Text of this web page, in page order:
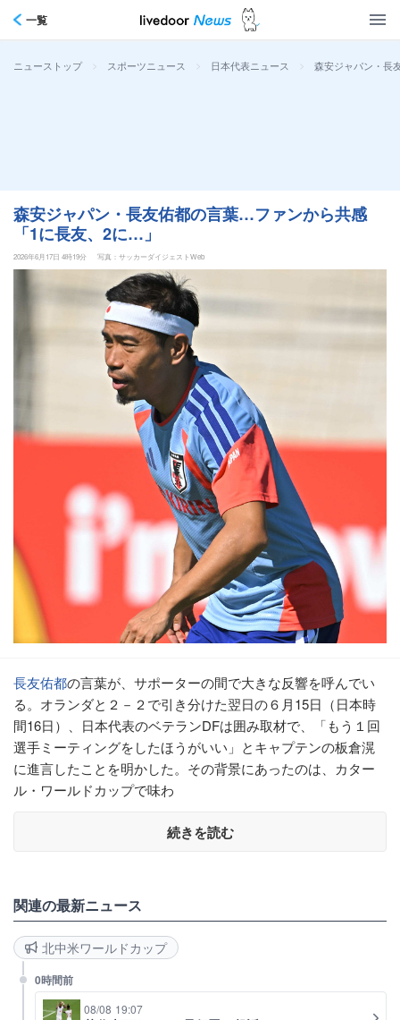
一覧
ニューストップ > スポーツニュース > 日本代表ニュース > 森安ジャパン・長
森安ジャパン・長友佑都の言葉…ファンから共感
「1に長友、2に…」
2026年6月17日 4時19分 写真：サッカーダイジェストWeb
長友佑都の言葉が、サポーターの間で大きな反響を呼んでい
る。オランダと２－２で引き分けた翌日の６月15日（日本時
間16日）、日本代表のベテランDFは囲み取材で、「もう１回
選手ミーティングをしたほうがいい」とキャプテンの板倉滉
に進言したことを明かした。その背景にあったのは、カター
ル・ワールドカップで味わ
続きを読む
関連の最新ニュース
北中米ワールドカップ
0時間前
08/08 19:07